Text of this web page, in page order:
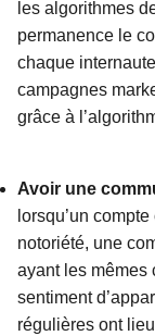
les algorithmes
permanence le
chaque
campagnes
grâce à
Avoir une
lorsqu’un
notoriété, une
ayant les mêmes
sentiment
régulières ont